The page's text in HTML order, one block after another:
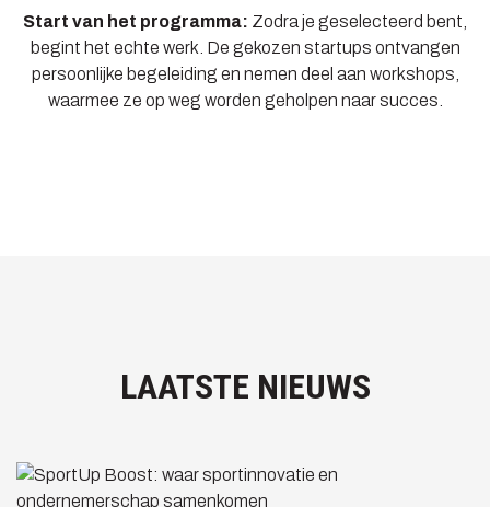
Start van het programma: Zodra je geselecteerd bent,
begint het echte werk. De gekozen startups ontvangen
persoonlijke begeleiding en nemen deel aan workshops,
waarmee ze op weg worden geholpen naar succes.
LAATSTE NIEUWS